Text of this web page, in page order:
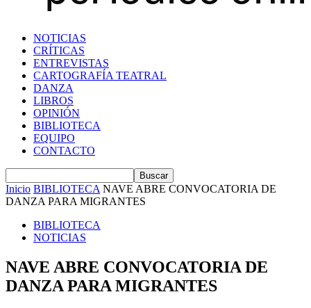
NOTICIAS
CRÍTICAS
ENTREVISTAS
CARTOGRAFÍA TEATRAL
DANZA
LIBROS
OPINIÓN
BIBLIOTECA
EQUIPO
CONTACTO
Inicio BIBLIOTECA NAVE ABRE CONVOCATORIA DE
DANZA PARA MIGRANTES
BIBLIOTECA
NOTICIAS
NAVE ABRE CONVOCATORIA DE
DANZA PARA MIGRANTES